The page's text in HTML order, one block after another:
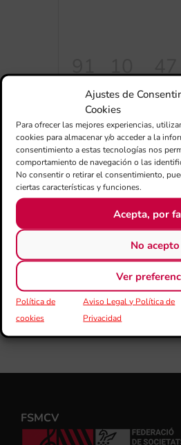
Ajustes de
Cookies
Para ofrecer las mejores experiencias,
cookies para almacenar y/o acceder a la
consentimiento a estas tecnologías nos
comportamiento de navegación o las
No consentir o retirar el consentimiento,
ciertas características y funciones.
Acepta, por
No acepto
Ver
Política de
cookies
Aviso Legal y Política de
Privacidad
91
DIAS
10 47
COMPARTIR ESTE
FSMCV